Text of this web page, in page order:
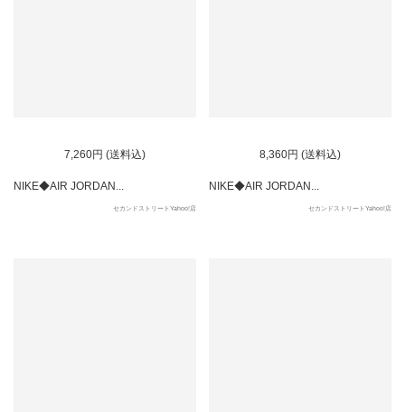
7,260円 (送料込)
NIKE◆AIR JORDAN...
セカンドストリートYahoo!店
8,360円 (送料込)
NIKE◆AIR JORDAN...
セカンドストリートYahoo!店